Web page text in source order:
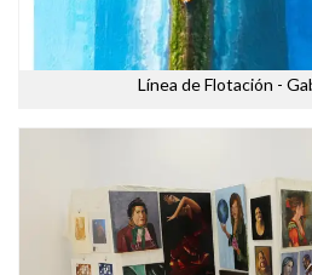
Línea de Flotación -